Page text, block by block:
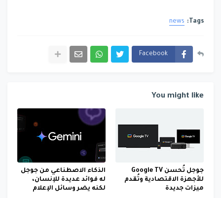
Tags:
news
Facebook
You might like
جوجل تُحسن Google TV
للأجهزة الاقتصادية وتُقدم
ميزات جديدة
الذكاء الاصطناعي من جوجل
له فوائد عديدة للإنسان،
لكنه يضر وسائل الإعلام